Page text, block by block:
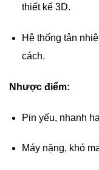
thiết kế 3D.
Hệ thống tản
cách.
Nhược điểm:
Pin yếu, nhanh
Máy nặng, khó